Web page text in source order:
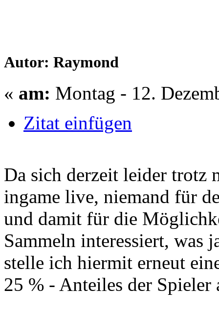
Autor: Raymond
« am: Montag - 12.
Zitat einfügen
Da sich derzeit leider trotz
ingame live, niemand für
und damit für die
Sammeln interessiert, was
stelle ich hiermit erneut
25 % - Anteiles der Spieler